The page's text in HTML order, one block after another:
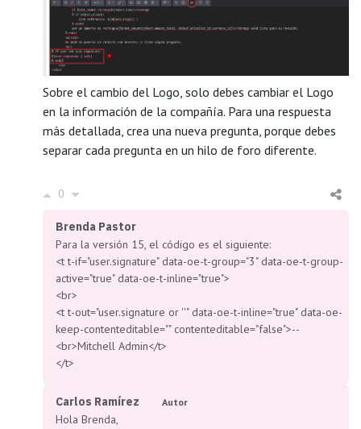
Sobre el cambio del Logo, solo debes cambiar el Logo
en la información de la compañía. Para una respuesta
más detallada, crea una nueva pregunta, porque debes
separar cada pregunta en un hilo de foro diferente.
0
Brenda Pastor
Para la versión 15, el código es el siguiente:
<t t-if="user.signature" data-oe-t-group="3" data-oe-t-group-
active="true" data-oe-t-inline="true">
<br>
<t t-out="user.signature or ''" data-oe-t-inline="true" data-oe-
keep-contenteditable="" contenteditable="false">--
<br>Mitchell Admin</t>
</t>
Carlos Ramírez Autor
Hola Brenda,